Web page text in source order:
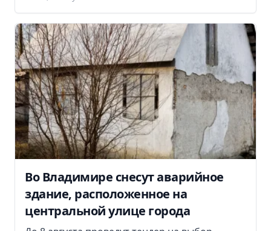
Во Владимире снесут аварийное
здание, расположенное на
центральной улице города